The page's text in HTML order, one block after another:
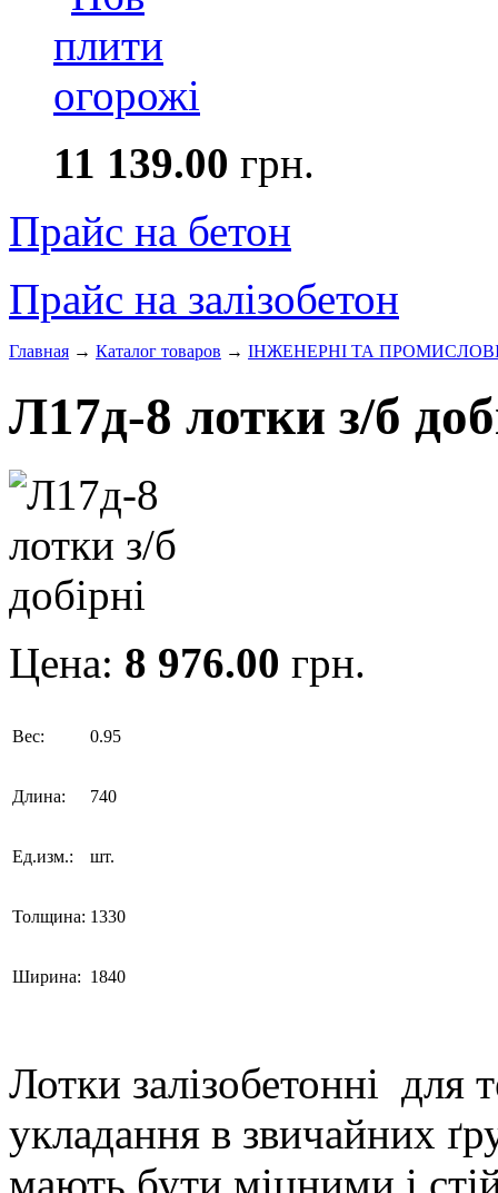
11 139.00 грн.
Прайс на бетон
Прайс на залізобетон
Главная → Каталог товаров → ІНЖЕНЕРНІ ТА
Л17д-8 лотки з/б
Цена: 8 976.00 грн.
Вес: 0.95
Длина: 740
Ед.изм.: шт.
Толщина: 1330
Ширина: 1840
Лотки залізобетонні для
укладання в звичайних